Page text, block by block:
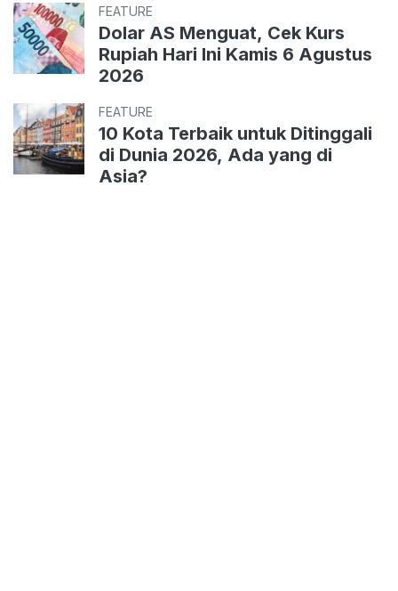
FEATURE
Dolar AS Menguat, Cek Kurs
Rupiah Hari Ini Kamis 6 Agustus
2026
FEATURE
10 Kota Terbaik untuk Ditinggali
di Dunia 2026, Ada yang di
Asia?